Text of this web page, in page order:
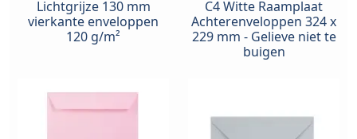
Lichtgrijze 130 mm
vierkante enveloppen
120 g/m²
C4 Witte Raamplaat
Achterenveloppen 324 x
229 mm - Gelieve niet te
buigen